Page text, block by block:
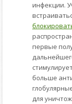
инфекции.
первые
больше
для